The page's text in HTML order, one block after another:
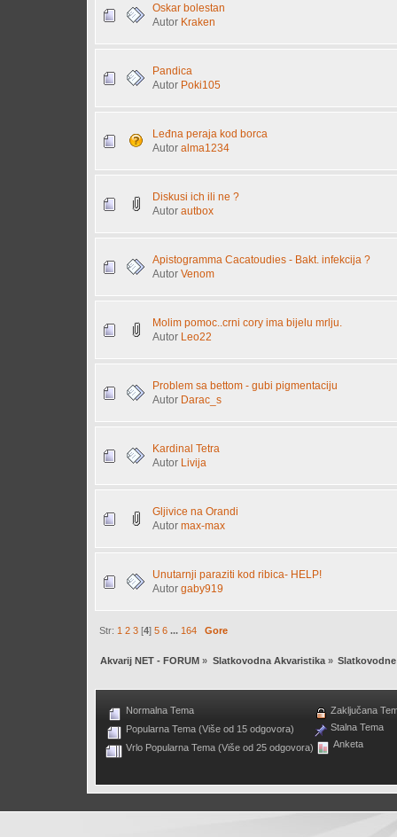
Oskar bolestan
Autor Kraken
Pandica
Autor Poki105
Leđna peraja kod borca
Autor alma1234
Diskusi ich ili ne ?
Autor autbox
Apistogramma Cacatoudies - Bakt. infekcija ?
Autor Venom
Molim pomoc..crni cory ima bijelu mrlju.
Autor Leo22
Problem sa bettom - gubi pigmentaciju
Autor Darac_s
Kardinal Tetra
Autor Livija
Gljivice na Orandi
Autor max-max
Unutarnji paraziti kod ribica- HELP!
Autor gaby919
Str: 1 2 3 [4]5 6 ... 164 Gore
Akvarij NET - FORUM » Slatkovodna Akvaristika»
Normalna Tema
Popularna Tema (Više od 15 odgovora)
Vrlo Popularna Tema (Više od 25 odgovora)
Zaključana
Stalna Tema
Anketa